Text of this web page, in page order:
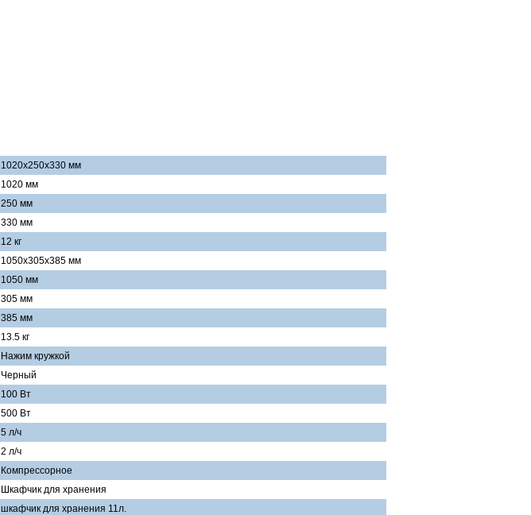
1020x250x330 мм
1020 мм
250 мм
330 мм
12 кг
1050x305x385 мм
1050 мм
305 мм
385 мм
13.5 кг
Нажим кружкой
Черный
100 Вт
500 Вт
5 л/ч
2 л/ч
Компрессорное
Шкафчик для хранения
шкафчик для хранения 11л.